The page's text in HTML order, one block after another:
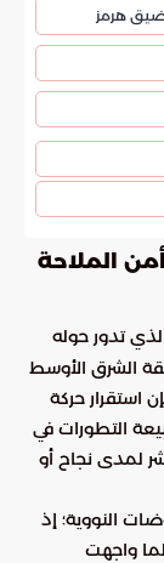
هرمز
الملاحة
تدور حوله
الشرق الأوسط
استقرار حركة
التطورات في
لمدى نجاح أو
النووية؛ إذ
واجهت